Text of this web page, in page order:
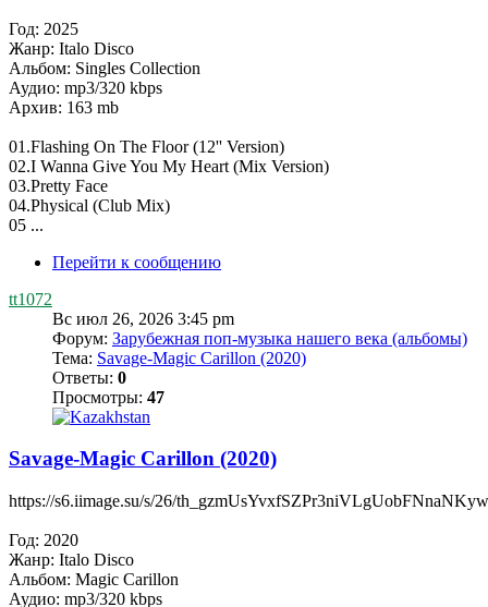
Год: 2025
Жанр: Italo Disco
Альбом: Singles Collection
Аудио: mp3/320 kbps
Архив: 163 mb
01.Flashing On The Floor (12'' Version)
02.I Wanna Give You My Heart (Mix Version)
03.Pretty Face
04.Physical (Club Mix)
05 ...
Перейти к сообщению
tt1072
Вс июл 26, 2026 3:45 pm
Форум: Зарубежная поп-музыка нашего века (альбомы)
Тема: Savage-Magic Carillon (2020)
Ответы: 0
Просмотры: 47
Savage-Magic Carillon (2020)
https://s6.iimage.su/s/26/
Год: 2020
Жанр: Italo Disco
Альбом: Magic Carillon
Аудио: mp3/320 kbps